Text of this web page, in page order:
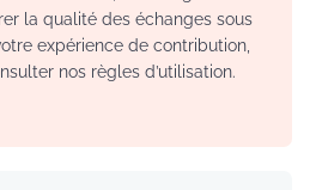
la qualité des échanges sous
expérience de contribution,
nos règles d’utilisation.